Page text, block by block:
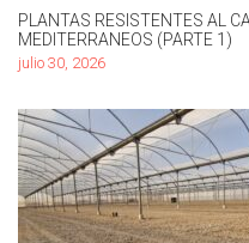
PLANTAS RESISTENTES AL
MEDITERRANEOS (PARTE 1)
julio 30, 2026